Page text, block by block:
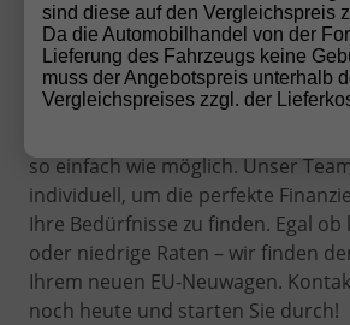
Finanzierung leicht gemacht
Ihr Traumauto ist nur einen Schritt
unseren flexiblen undgünstigen
so einfach wie möglich. Unser
individuell, um die perfekte
Ihre Bedürfnisse zu finden. Egal ob
oder niedrige Raten – wir finden
Ihrem neuen EU-Neuwagen.
noch heute und starten Sie durch!
sind diese auf den Vergleichspreis
Da die Automobilhandel von der
Lieferung des Fahrzeugs keine
muss der Angebotspreis unterhalb
Vergleichspreises zzgl. der